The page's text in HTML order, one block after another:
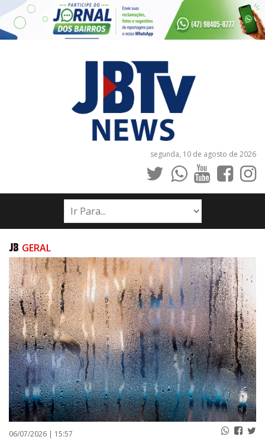
segunda, 10 de agosto de 2026
INÍCIO
NOTÍCIAS
PUBLICAÇÕES LEGAIS
CONTATO
GERAL
06/07/2026 | 15:57